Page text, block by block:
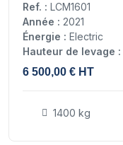
Ref. : LCM1601
Année : 2021
Énergie : Electric
Hauteur de levage :
6 500,00 € HT
1400 kg